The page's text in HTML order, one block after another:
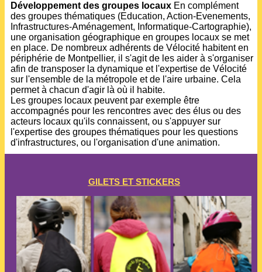
Développement des groupes locaux En complément
des groupes thématiques (Education, Action-Evenements,
Infrastructures-Aménagement, Informatique-Cartographie),
une organisation géographique en groupes locaux se met
en place. De nombreux adhérents de Vélocité habitent en
périphérie de Montpellier, il s'agit de les aider à s'organiser
afin de transposer la dynamique et l'expertise de Vélocité
sur l'ensemble de la métropole et de l'aire urbaine. Cela
permet à chacun d'agir là où il habite.
Les groupes locaux peuvent par exemple être
accompagnés pour les rencontres avec des élus ou des
acteurs locaux qu'ils connaissent, ou s'appuyer sur
l'expertise des groupes thématiques pour les questions
d'infrastructures, ou l'organisation d'une animation.
GILETS ET STICKERS